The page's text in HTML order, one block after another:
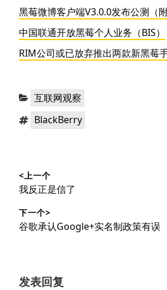
黑莓微博客户端V3.0.0发布公测（
中国联通开放黑莓个人业务（BIS）
RIM公司或已放弃推出两款新黑莓
分 互联网观察
标 BlackBerry
章
导
航
<上一个
上
文
章：
我反正是信了
下一个>
下
谷歌承认Google+实名制政策有误
发表回复